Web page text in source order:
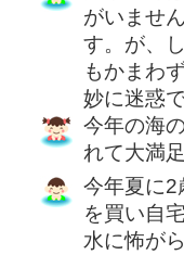
がいませ
す。が、
もかまわ
妙に迷惑
今年の海
れて大満
今年夏に2
を買い自
水に怖が